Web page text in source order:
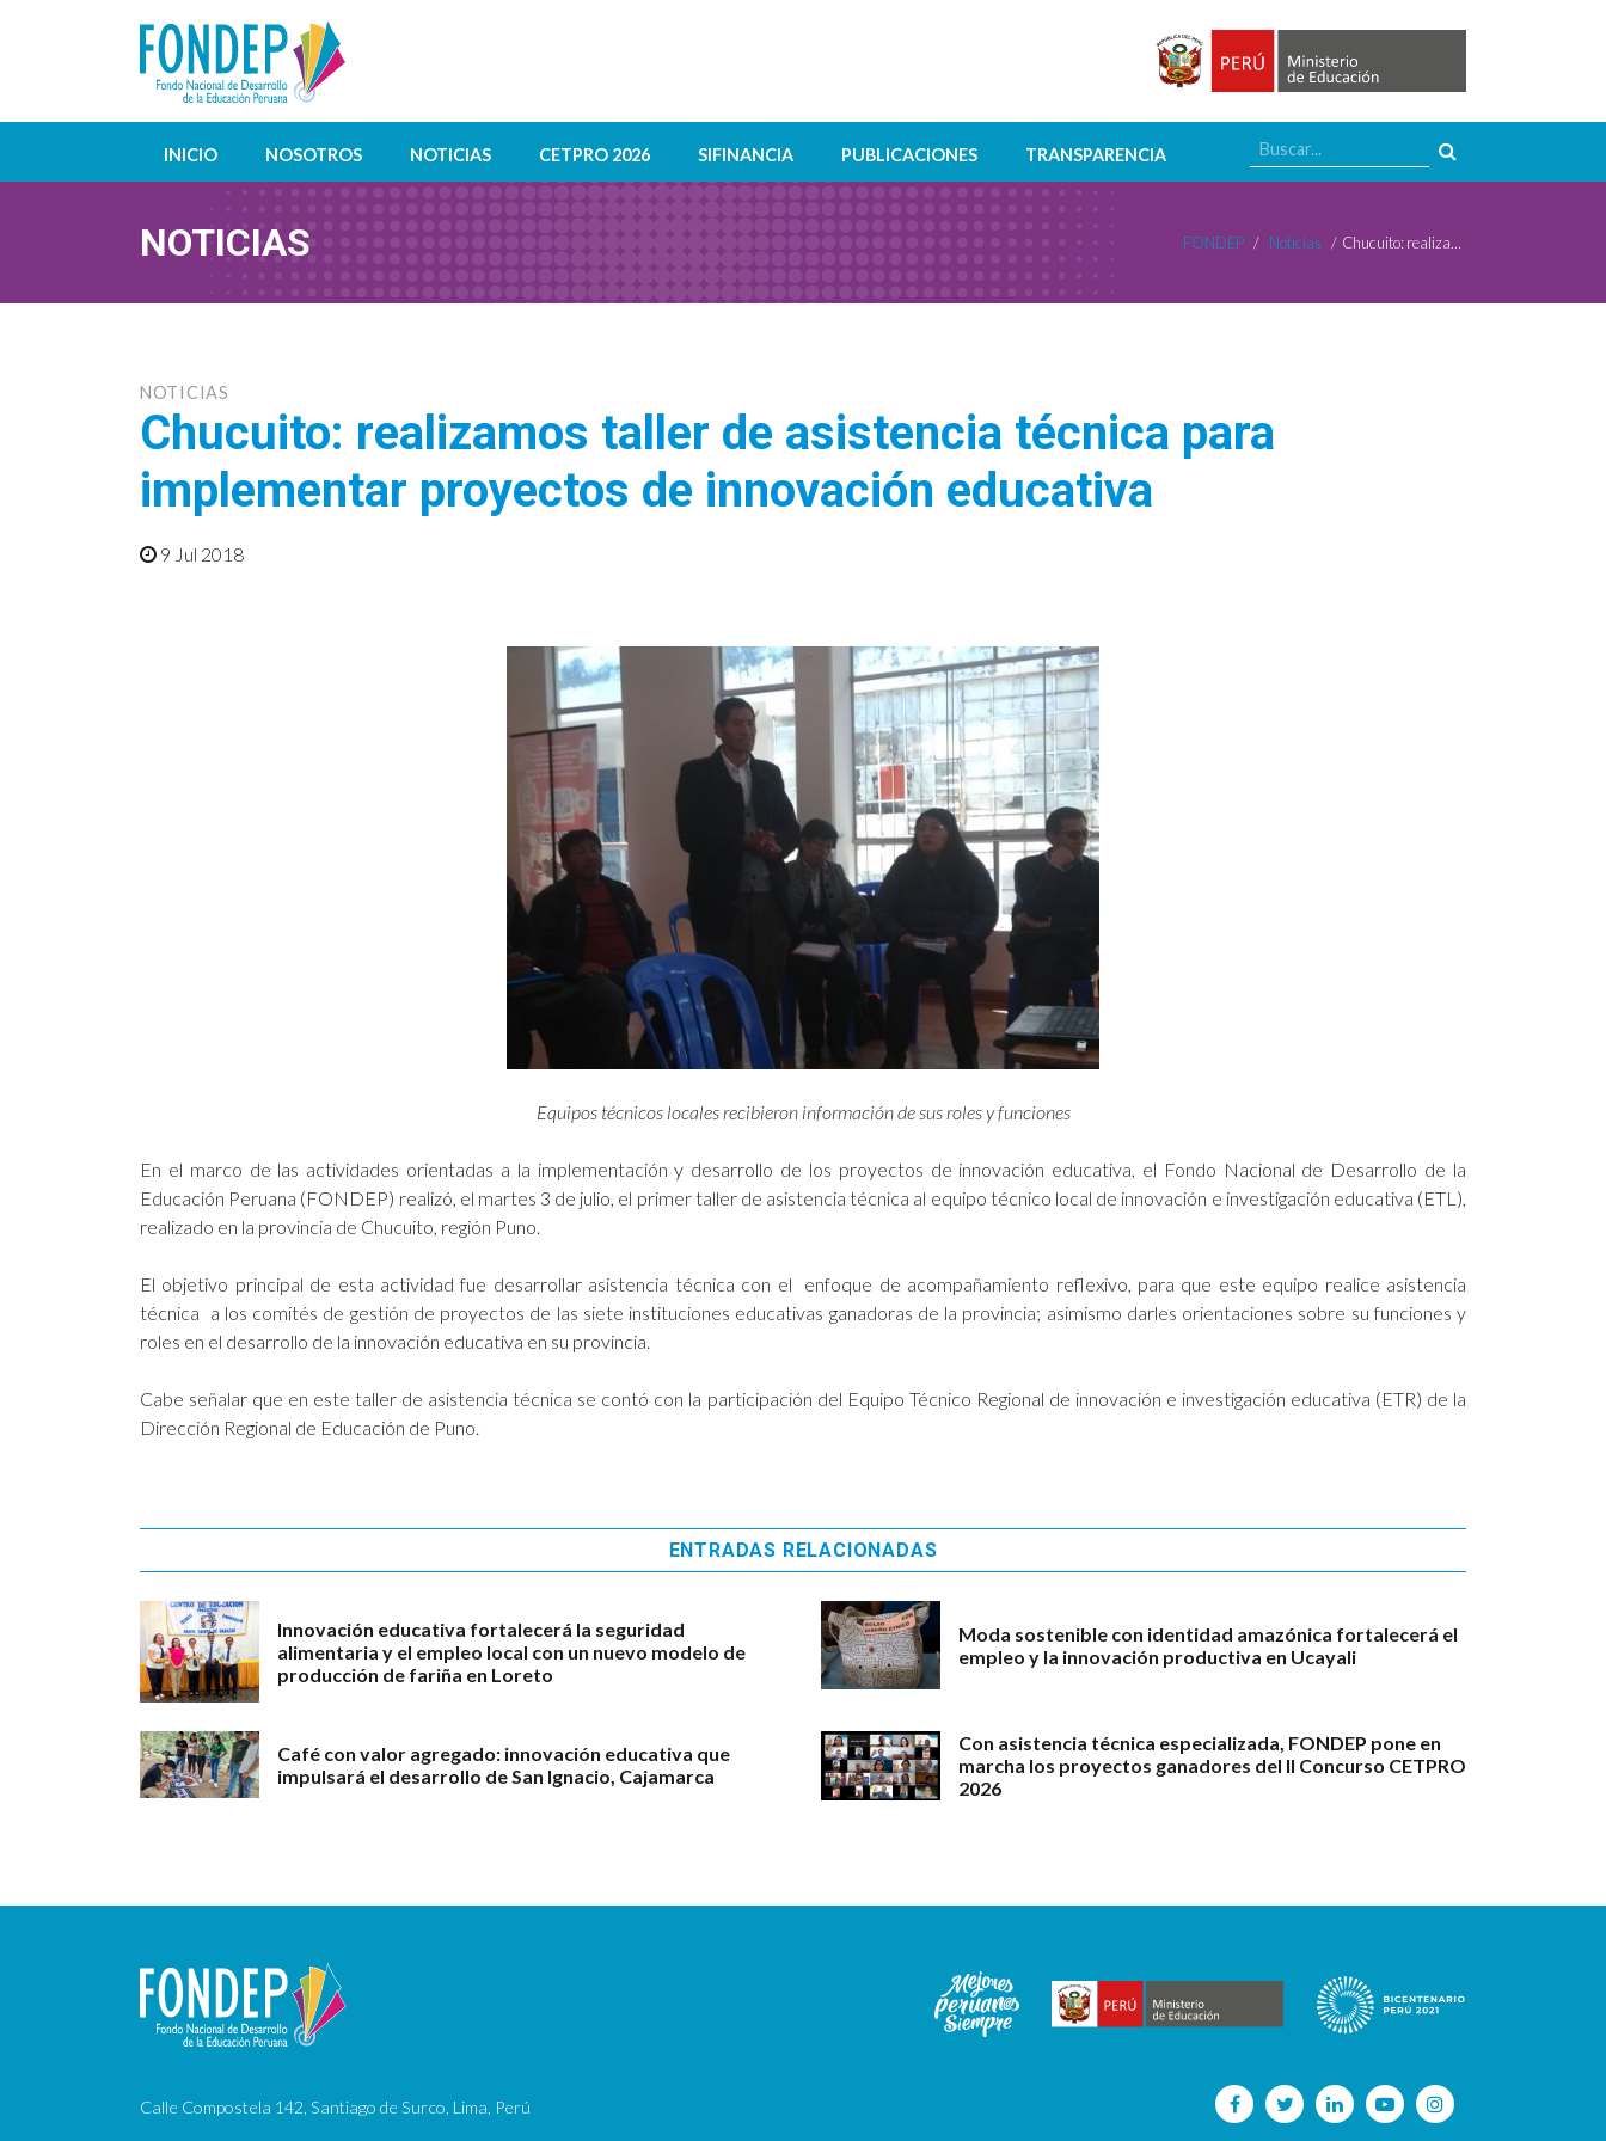
INICIO NOSOTROS NOTICIAS CETPRO 2026 SIFINANCIA PUBLICACIONES TRANSPARENCIA
NOTICIAS FONDEP / Noticias / Chucuito: realizamos taller de asistencia técnica para implementar proyectos de innovación educativa
NOTICIAS
Chucuito: realizamos taller de asistencia técnica para
implementar proyectos de innovación educativa
9 Jul 2018
Equipos técnicos locales recibieron información de sus roles y funciones
En el marco de las actividades orientadas a la implementación y desarrollo de los proyectos de innovación educativa, el Fondo Nacional de Desarrollo de la
Educación Peruana (FONDEP) realizó, el martes 3 de julio, el primer taller de asistencia técnica al equipo técnico local de innovación e investigación educativa (ETL),
realizado en la provincia de Chucuito, región Puno.
El objetivo principal de esta actividad fue desarrollar asistencia técnica con el enfoque de acompañamiento reflexivo, para que este equipo realice asistencia
técnica a los comités de gestión de proyectos de las siete instituciones educativas ganadoras de la provincia; asimismo darles orientaciones sobre su funciones y
roles en el desarrollo de la innovación educativa en su provincia.
Cabe señalar que en este taller de asistencia técnica se contó con la participación del Equipo Técnico Regional de innovación e investigación educativa (ETR) de la
Dirección Regional de Educación de Puno.
ENTRADAS RELACIONADAS
Innovación educativa fortalecerá la seguridad
alimentaria y el empleo local con un nuevo modelo de
producción de fariña en Loreto
Moda sostenible con identidad amazónica fortalecerá el
empleo y la innovación productiva en Ucayali
Café con valor agregado: innovación educativa que
impulsará el desarrollo de San Ignacio, Cajamarca
Con asistencia técnica especializada, FONDEP pone en
marcha los proyectos ganadores del II Concurso CETPRO
2026
Calle Compostela 142, Santiago de Surco, Lima, Perú